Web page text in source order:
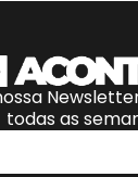
todas as